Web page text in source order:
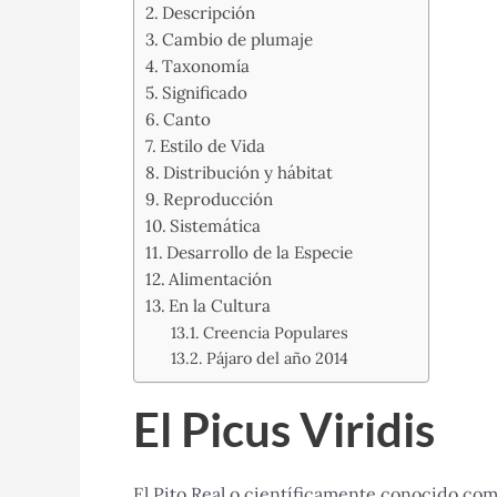
Descripción
Cambio de plumaje
Taxonomía
Significado
Canto
Estilo de Vida
Distribución y hábitat
Reproducción
Sistemática
Desarrollo de la Especie
Alimentación
En la Cultura
Creencia Populares
Pájaro del año 2014
El Picus Viridis